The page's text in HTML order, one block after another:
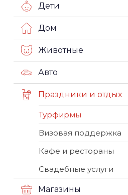
Дети
Дом
Животные
Авто
Праздники и отдых
Турфирмы
Визовая поддержка
Кафе и рестораны
Свадебные услуги
Магазины